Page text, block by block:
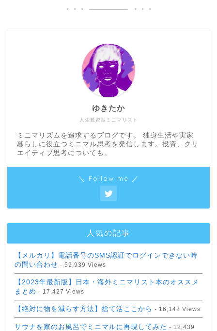
人生投資型ミニマリスト
ゆきたか
ミニマリズムを追求するブログです。 独身生活や実家
暮らしに役立つミニマル思考を発信します。投資、クリ
エイティブ思考についても。
＼ Follow me ／
人気の記事
【メルカリ】電話番号のSMS認証でログインできない時
の問い合わせ - 59,939 Views
【2023年最新版】日本・海外ミニマリスト本のオススメ
まとめ - 17,427 Views
【絶対に物を減らす方法】捨て活ここから - 16,142 Views
サウナを家のお風呂でミニマルに再現してみた - 12,439